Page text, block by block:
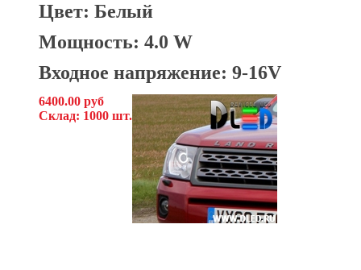
Цвет: Белый
Мощность: 4.0 W
Входное напряжение: 9-16V
6400.00 руб
Склад: 1000 шт.